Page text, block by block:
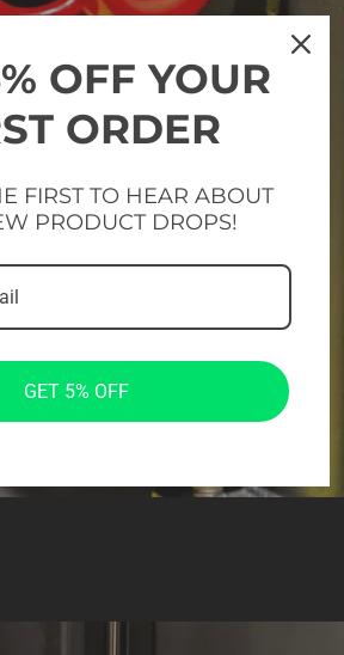
OFF YOUR
ORDER
FIRST TO HEAR ABOUT
PRODUCT DROPS!
GET 5% OFF